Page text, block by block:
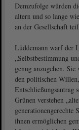
Demzufolge würden
altern und so lange
an der Gesellschaft
Lüddemann warf der
„Selbstbestimmung
genug anzugehen.
den politischen
Entschließungsantrag
Grünen verstehen
generationengerechte
ihnen ermöglichen